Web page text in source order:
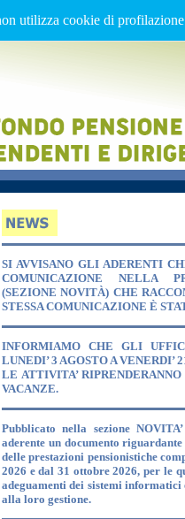
utilizza cookie di
SI AVVISANO GLI ADERENTI
COMUNICAZIONE NELLA
(SEZIONE NOVITÀ) CHE
STESSA COMUNICAZIONE È
INFORMIAMO CHE GLI
LUNEDI’ 3 AGOSTO A VENERDI’
LE ATTIVITA’
VACANZE.
Pubblicato nella sezione
aderente un documento
delle prestazioni pensionistiche
2026 e dal 31 ottobre 2026, per le
adeguamenti dei sistemi informatici
alla loro gestione.